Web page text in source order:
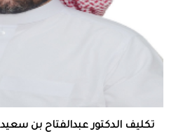
تكليف الدكتور عبدالفتاح بن